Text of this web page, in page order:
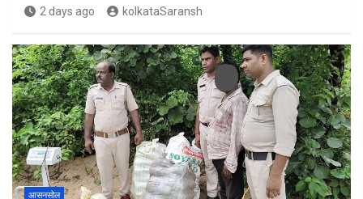
2 days ago kolkataSaransh
आसनसोल